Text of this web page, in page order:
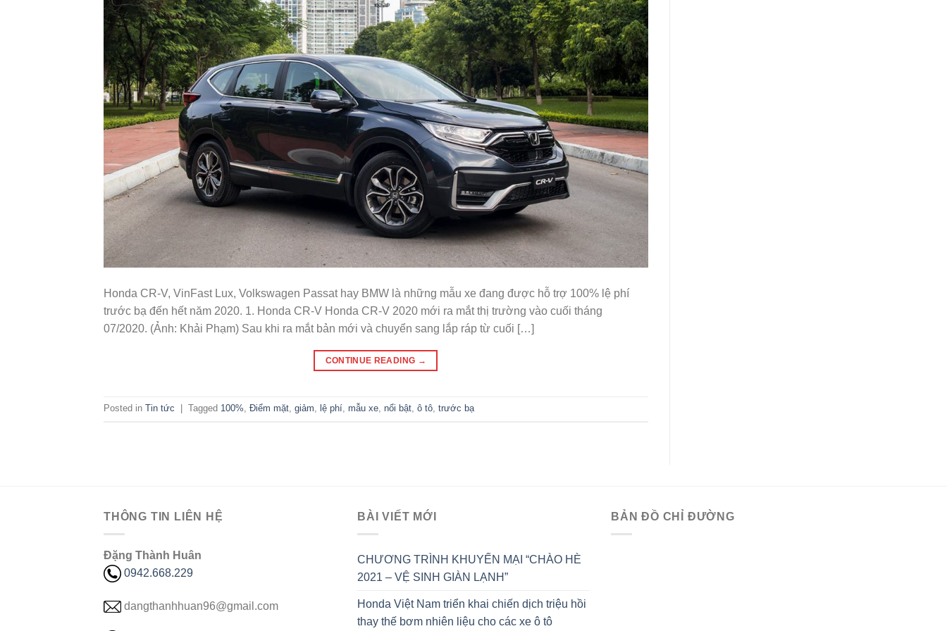
Honda CR-V, VinFast Lux, Volkswagen Passat hay BMW là những mẫu xe đang được hỗ trợ 100% lệ phí
trước bạ đến hết năm 2020. 1. Honda CR-V Honda CR-V 2020 mới ra mắt thị trường vào cuối tháng
07/2020. (Ảnh: Khải Phạm) Sau khi ra mắt bản mới và chuyển sang lắp ráp từ cuối […]
CONTINUE READING →
Posted in Tin tức Tagged 100%, Điểm mặt, giảm, lệ phí, mẫu xe, nổi bật, ô tô, trước bạ
THÔNG TIN LIÊN HỆ
Đặng Thành Huân
0942.668.229
dangthanhhuan96@gmail.com
BÀI VIẾT MỚI
CHƯƠNG TRÌNH KHUYẾN MẠI “CHÀO HÈ
2021 – VỆ SINH GIÀN LẠNH”
Honda Việt Nam triển khai chiến dịch triệu hồi
thay thế bơm nhiên liệu cho các xe ô tô
BẢN ĐỒ CHỈ ĐƯỜNG